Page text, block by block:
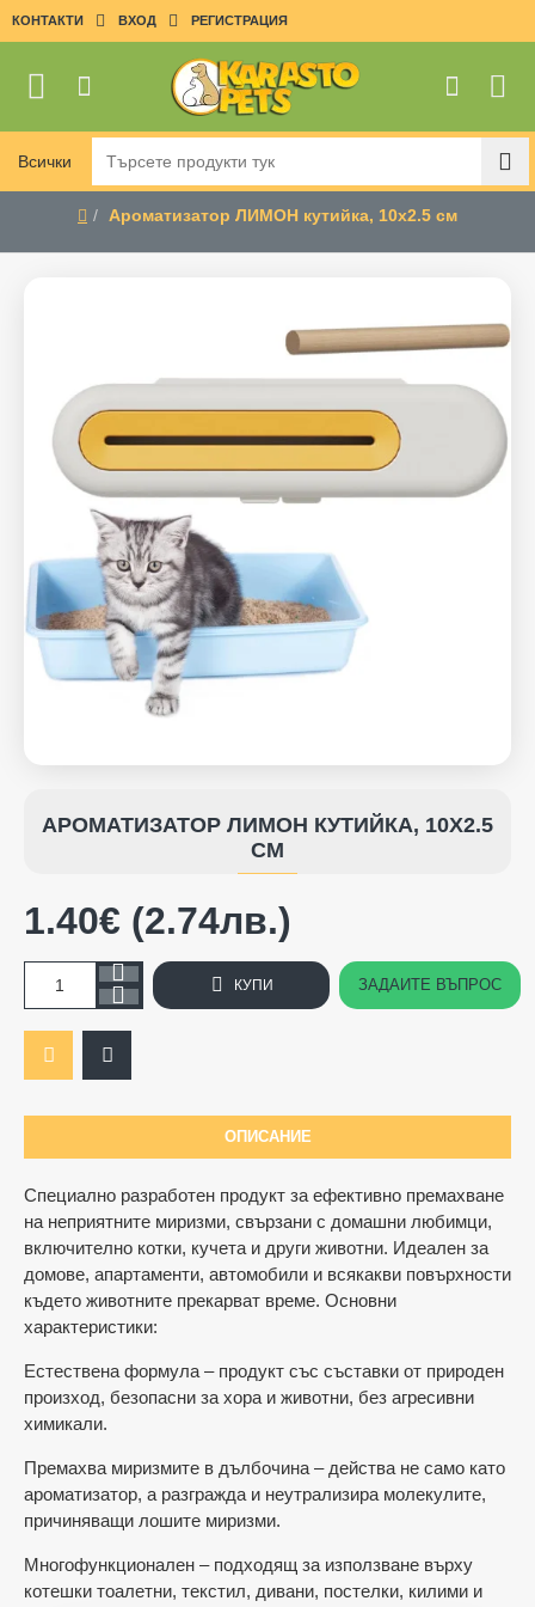
КОНТАКТИ ВХОД РЕГИСТРАЦИЯ
Всички
Търсете
продукти
Ароматизатор ЛИМОН кутийка, 10х2.5 см
АРОМАТИЗАТОР ЛИМОН КУТИЙКА, 10Х2.5
СМ
ОПИСАНИЕ
Специално разработен продукт за ефективно премахване
на неприятните миризми, свързани с домашни любимци,
включително котки, кучета и други животни. Идеален за
домове, апартаменти, автомобили и всякакви повърхности
където животните прекарват време. Основни
характеристики:
Естествена формула – продукт със съставки от природен
произход, безопасни за хора и животни, без агресивни
химикали.
Премахва миризмите в дълбочина – действа не само като
ароматизатор, а разгражда и неутрализира молекулите,
причиняващи лошите миризми.
Многофункционален – подходящ за използване върху
котешки тоалетни, текстил, дивани, постелки, килими и
1.40€ (2.74лв.)
КУПИ ЗАДАЙТЕ ВЪПРОС